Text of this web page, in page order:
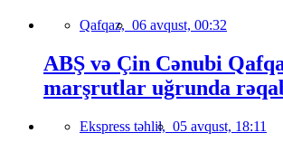
Qafqaz, 06 avqust, 00:32
ABŞ və Çin Cənubi
marşrutlar uğrunda
Ekspress təhlil, 05 avqust, 18:11